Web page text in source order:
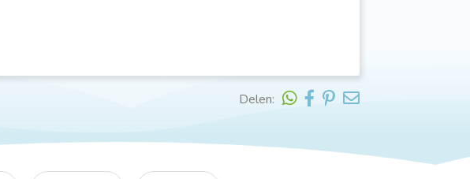
Delen: